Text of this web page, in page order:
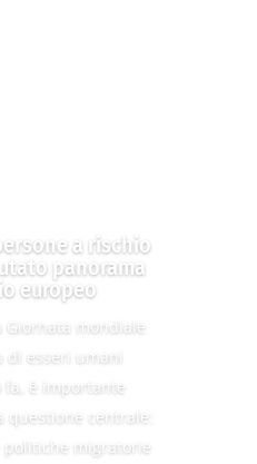
a rischio
panorama
europeo
Giornata mondiale
di esseri umani
fa, è importante
questione centrale:
politiche migratorie